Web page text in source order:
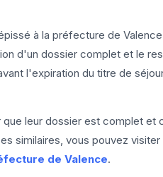
à la préfecture de
d'un dossier complet et le
l'expiration du titre de
leur dossier est complet et
similaires, vous pouvez
de Valence.